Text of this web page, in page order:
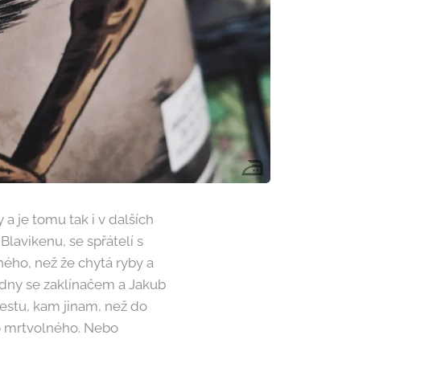
je tomu tak i v dalších
se spřátelí s
než že chytá ryby a
se zaklínačem a Jakub
kam jinam, než do
mrtvolného. Nebo